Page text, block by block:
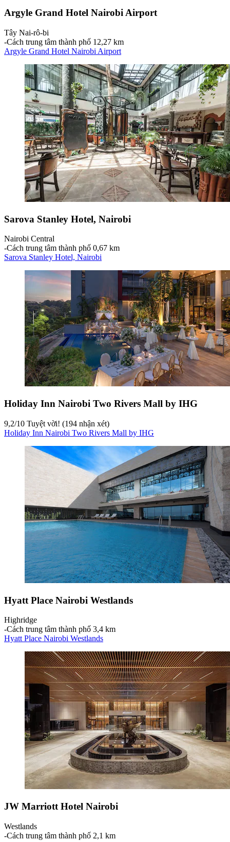
Argyle Grand Hotel Nairobi Airport
Tây Nai-rô-bi
‐Cách trung tâm thành phố 12,27 km
Argyle Grand Hotel Nairobi Airport
Sarova Stanley Hotel, Nairobi
Nairobi Central
‐Cách trung tâm thành phố 0,67 km
Sarova Stanley Hotel, Nairobi
Holiday Inn Nairobi Two Rivers Mall by IHG
9,2/10 Tuyệt vời! (194 nhận xét)
Holiday Inn Nairobi Two Rivers Mall by IHG
Hyatt Place Nairobi Westlands
Highridge
‐Cách trung tâm thành phố 3,4 km
Hyatt Place Nairobi Westlands
JW Marriott Hotel Nairobi
Westlands
‐Cách trung tâm thành phố 2,1 km